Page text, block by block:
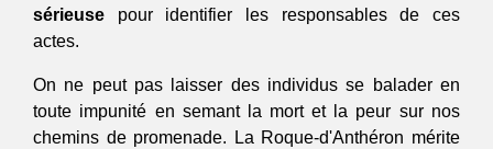
sérieuse pour identifier les responsables de ces
actes.
On ne peut pas laisser des individus se balader en
toute impunité en semant la mort et la peur sur nos
chemins de promenade. La Roque-d'Anthéron mérite